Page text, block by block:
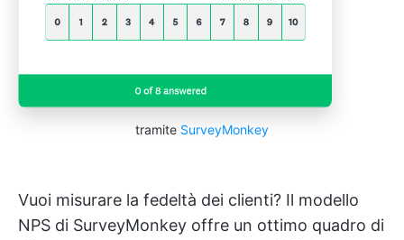
tramite SurveyMonkey
Vuoi misurare la fedeltà dei clienti? Il modello
NPS di SurveyMonkey offre un ottimo quadro di